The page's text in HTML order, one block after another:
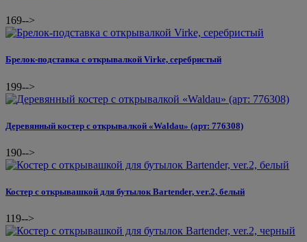
169-->
Брелок-подставка с открывалкой Virke, серебристый
199-->
Деревянный костер с открывалкой «Waldau» (арт: 776308)
190-->
Костер с открывашкой для бутылок Bartender, ver.2, белый
119-->